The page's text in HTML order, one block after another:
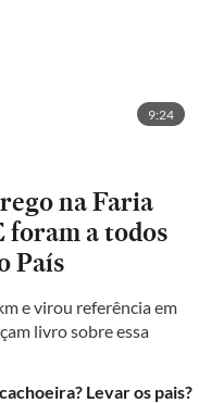
9:24
na Faria
foram a todos
País
e virou referência em
livro sobre essa
Levar os pais?